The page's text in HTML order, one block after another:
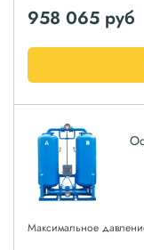
958 065 руб
Максимальное